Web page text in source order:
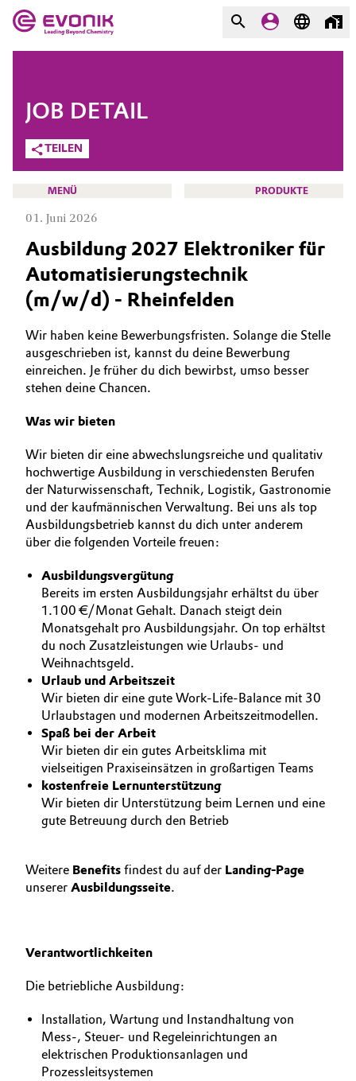
Market
Additive Manufacturing
Adhesives & Sealants
Agriculture
Animal Nutrition & Health
Automotive & Transportation
Battery
Building, Construction & Infrastructure
Catalysts
Chemical Industry
Circular Economy
Coatings, Paints & Printing
Composites
Consumer Goods & Lifestyle
Electronics & Telecommunications
Energy, Environment & Utilities
Food & Beverage
Home Care & Cleaning
Lubricants & Lubricant Additives
Medical Devices
Metals & Mining
Evonik - Leading Beyond
Chemistry
Was uns antreibt
Über Evonik
We go beyond
Innovation
Purpose
BVB Partnerschaft
Struktur & Organisation
Vorstand
Aufsichtsrat
Struktur
Business Lines
Weltweite Standorte
ESHQ
Einkauf
Governance & Compliance
Allgemeine Verkaufs- und Lieferbedingungen
(AVB)
Karriere
UNTERNEHMEN
TEILEN
JOB DETAIL
MENÜ PRODUKTE
KARRIERE
JOBSUCHE
WARUM EVONIK
AUSBILDUNG
INTERNATIONALE ARBEITSKULTUR
01. Juni 2026
Ausbildung 2027 Elektroniker für
Automatisierungstechnik
(m/w/d) - Rheinfelden
Wir haben keine Bewerbungsfristen. Solange die Stelle
ausgeschrieben ist, kannst du deine Bewerbung
einreichen. Je früher du dich bewirbst, umso besser
stehen deine Chancen.
Was wir bieten
Wir bieten dir eine abwechslungsreiche und qualitativ
hochwertige Ausbildung in verschiedensten Berufen
der Naturwissenschaft, Technik, Logistik, Gastronomie
und der kaufmännischen Verwaltung. Bei uns als top
Ausbildungsbetrieb kannst du dich unter anderem
über die folgenden Vorteile freuen:
Ausbildungsvergütung
​Bereits im ersten Ausbildungsjahr erhältst du über
1.100 €/Monat Gehalt. Danach steigt dein
Monatsgehalt pro Ausbildungsjahr. On top erhältst
du noch Zusatzleistungen wie Urlaubs- und
Weihnachtsgeld.
Urlaub und Arbeitszeit
Wir bieten dir eine gute Work-Life-Balance mit 30
Urlaubstagen und modernen Arbeitszeitmodellen.
Spaß bei der Arbeit
Wir bieten dir ein gutes Arbeitsklima mit
vielseitigen Praxiseinsätzen in großartigen Teams
kostenfreie Lernunterstützung
Wir bieten dir Unterstützung beim Lernen und eine
gute Betreuung durch den Betrieb
Weitere Benefits findest du auf der Landing-Page
unserer Ausbildungsseite.
Verantwortlichkeiten
Die betriebliche Ausbildung:
Installation, Wartung und Instandhaltung von
Mess-, Steuer- und Regeleinrichtungen an
elektrischen Produktionsanlagen und
Prozessleitsystemen